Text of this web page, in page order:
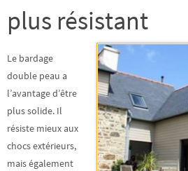
plus résistant
Le bardage
double peau a
l’avantage d’être
plus solide. Il
résiste mieux aux
chocs extérieurs,
mais également